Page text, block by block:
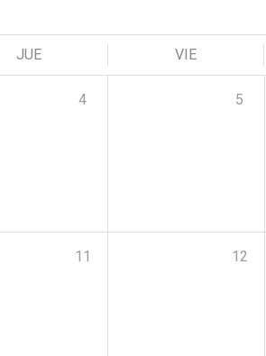
JUE VIE
4 5
11 12